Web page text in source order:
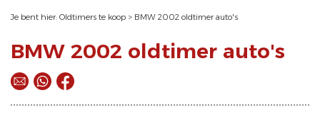
Je bent hier: Oldtimers te koop > BMW 2002 oldtimer auto's
BMW 2002 oldtimer auto's